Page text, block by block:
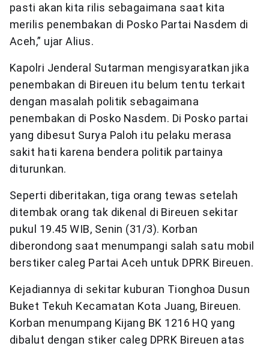
pasti akan kita rilis sebagaimana saat kita
merilis penembakan di Posko Partai Nasdem di
Aceh,” ujar Alius.
Kapolri Jenderal Sutarman mengisyaratkan jika
penembakan di Bireuen itu belum tentu terkait
dengan masalah politik sebagaimana
penembakan di Posko Nasdem. Di Posko partai
yang dibesut Surya Paloh itu pelaku merasa
sakit hati karena bendera politik partainya
diturunkan.
Seperti diberitakan, tiga orang tewas setelah
ditembak orang tak dikenal di Bireuen sekitar
pukul 19.45 WIB, Senin (31/3). Korban
diberondong saat menumpangi salah satu mobil
berstiker caleg Partai Aceh untuk DPRK Bireuen.
Kejadiannya di sekitar kuburan Tionghoa Dusun
Buket Tekuh Kecamatan Kota Juang, Bireuen.
Korban menumpang Kijang BK 1216 HQ yang
dibalut dengan stiker caleg DPRK Bireuen atas